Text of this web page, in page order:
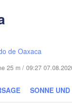
de Oaxaca
25 m / 09:27
SONNE Pinar